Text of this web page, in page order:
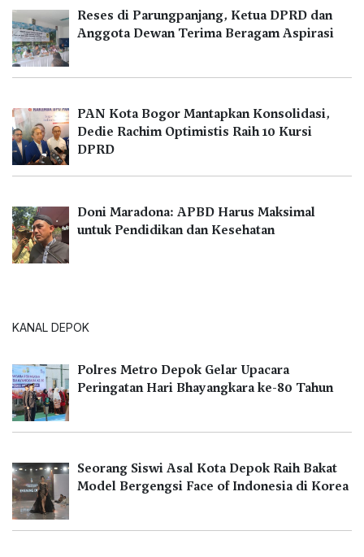
Reses di Parungpanjang, Ketua DPRD dan
Anggota Dewan Terima Beragam Aspirasi
PAN Kota Bogor Mantapkan Konsolidasi,
Dedie Rachim Optimistis Raih 10 Kursi
DPRD
Doni Maradona: APBD Harus Maksimal
untuk Pendidikan dan Kesehatan
KANAL DEPOK
Polres Metro Depok Gelar Upacara
Peringatan Hari Bhayangkara ke-80 Tahun
Seorang Siswi Asal Kota Depok Raih Bakat
Model Bergengsi Face of Indonesia di Korea